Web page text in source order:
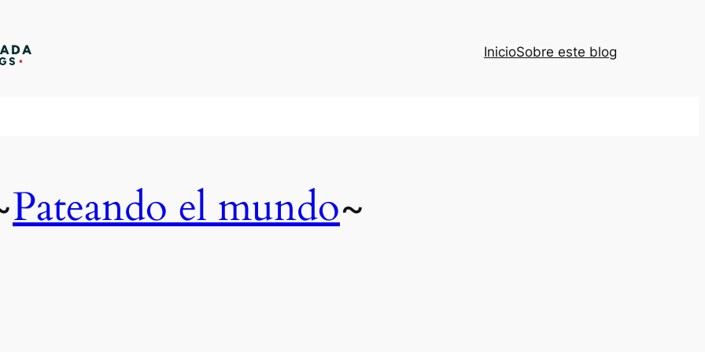
InicioSobre este blog
Pateando el mundo~